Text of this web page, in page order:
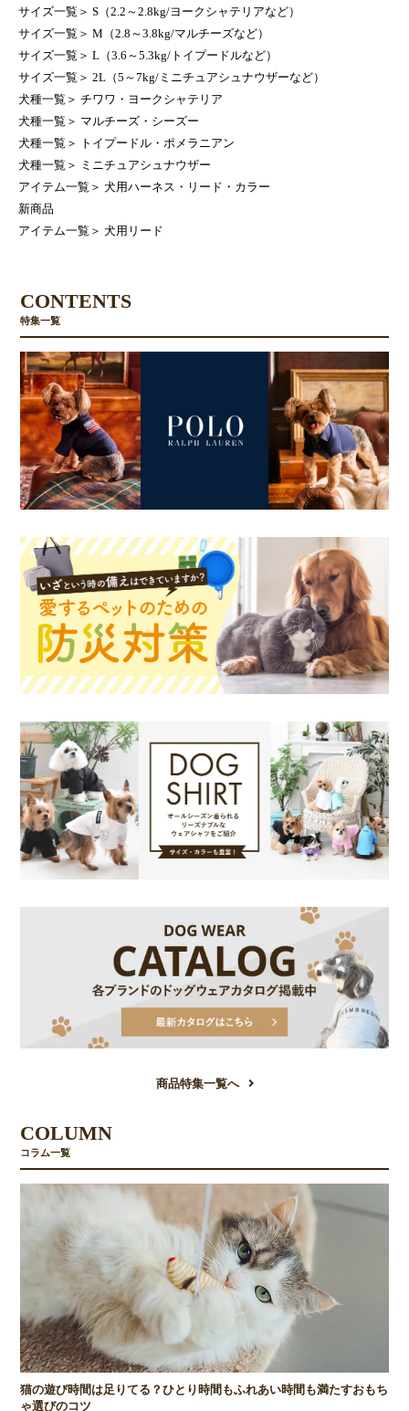
サイズ一覧 ＞ S（2.2～2.8kg/ヨークシャテリアなど）
サイズ一覧 ＞ M（2.8～3.8kg/マルチーズなど）
サイズ一覧 ＞ L（3.6～5.3kg/トイプードルなど）
サイズ一覧 ＞ 2L（5～7kg/ミニチュアシュナウザーなど）
犬種一覧 ＞ チワワ・ヨークシャテリア
犬種一覧 ＞ マルチーズ・シーズー
犬種一覧 ＞
トイプードル・ポメラニアン
犬種一覧 ＞
ミニチュアシュナウザー
アイテム一覧 ＞ 犬用ハーネス・リード・カラー
新商品
アイテム一覧 ＞ 犬用リード
CONTENTS
特集一覧
商品特集一覧へ
COLUMN
コラム一覧
猫の遊び時間は足りてる？ひとり時間もふれあい時間も満たすおもち
ゃ選びのコツ